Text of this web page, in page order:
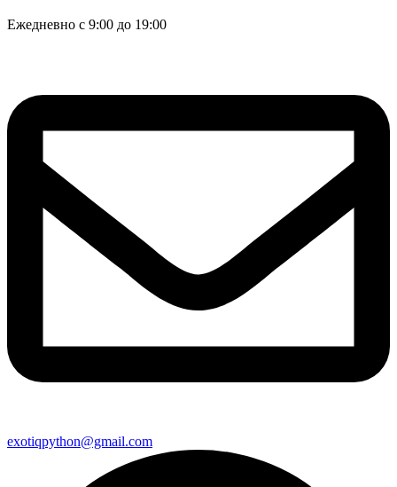
Ежедневно с 9:00 до 19:00
exotiqpython@gmail.com